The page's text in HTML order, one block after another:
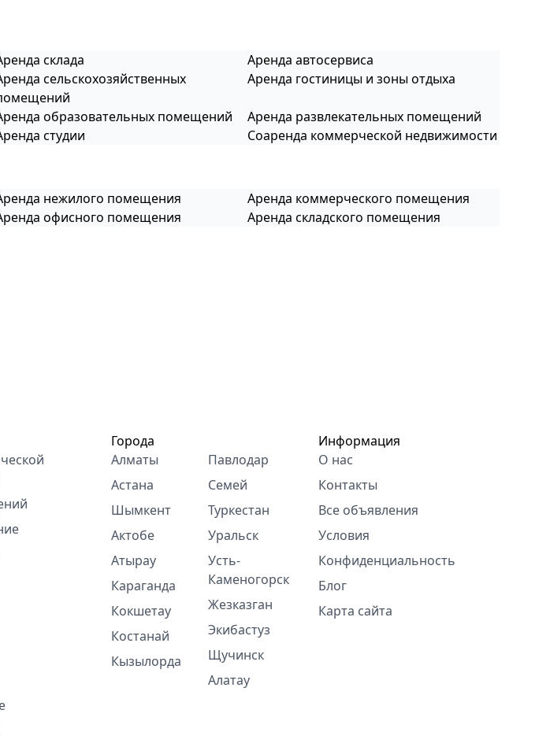
склада
Аренда автосервиса
сельскохозяйственных
Аренда гостиницы и зоны отдыха
образовательных помещений
Аренда развлекательных помещений
студии
Соаренда коммерческой недвижимости
нежилого помещения
Аренда коммерческого помещения
офисного помещения Аренда складского помещения
Города
Алматы
Астана
Шымкент
Актобе
Атырау
Караганда
Кокшетау
Костанай
Кызылорда
Павлодар
Семей
Туркестан
Уральск
Усть-
Каменогорск
Жезказган
Экибастуз
Щучинск
Алатау
Информация
О нас
Контакты
Все объявления
Условия
Конфиденциальность
Блог
Карта сайта